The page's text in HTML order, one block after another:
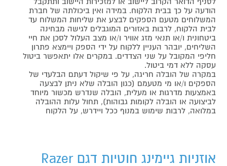
הודעה על כך בבית הלקוח. במידה ואין ביכולתה של חברת
המשלוחים מטעם הספקים לבצע את שליחות המשלוח עד
לבית הלקוח, לרבות באזורים המוגבלים לגישה מבחינה
ביטחונית ו/או תנאי מזג אוויר ו/או מצב העלול לסכן את חיי
השליחים, יובהר העניין ללקוח על ידי הספק ויימצא פתרון
חליפי המקובל על שני הצדדים. במקרים אלו יתאפשר ביטול
עסקה ללא דמי ביטול.
במקרה של הובלה חריגה, על פי שיקול דעתם הבלעדי של
הספקים ו/או מי מטעמם (כגון הובלה שלא ניתן לבצעה
באמצעות מדרגות או מעלית, הובלה שנדרש מכשור מיוחד
לביצועה או הובלה לקומות גבוהות), תחול עלות ההובלה
במלואה, לרבות שימוש במנוף ככל ויידרש, על הלקוח
אוזניות גיימינג חוטיות דגם Razer